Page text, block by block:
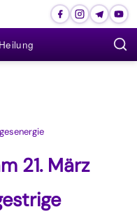
Heilung
21. März